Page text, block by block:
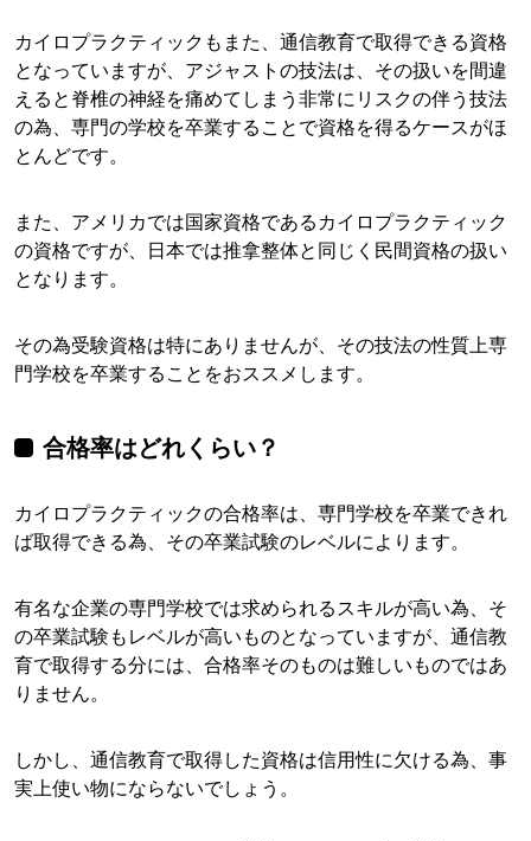
カイロプラクティックもまた、通信教育で取得できる資格
となっていますが、アジャストの技法は、その扱いを間違
えると脊椎の神経を痛めてしまう非常にリスクの伴う技法
の為、専門の学校を卒業することで資格を得るケースがほ
とんどです。
また、アメリカでは国家資格であるカイロプラクティック
の資格ですが、日本では推拿整体と同じく民間資格の扱い
となります。
その為受験資格は特にありませんが、その技法の性質上専
門学校を卒業することをおススメします。
合格率はどれくらい？
カイロプラクティックの合格率は、専門学校を卒業できれ
ば取得できる為、その卒業試験のレベルによります。
有名な企業の専門学校では求められるスキルが高い為、そ
の卒業試験もレベルが高いものとなっていますが、通信教
育で取得する分には、合格率そのものは難しいものではあ
りません。
しかし、通信教育で取得した資格は信用性に欠ける為、事
実上使い物にならないでしょう。